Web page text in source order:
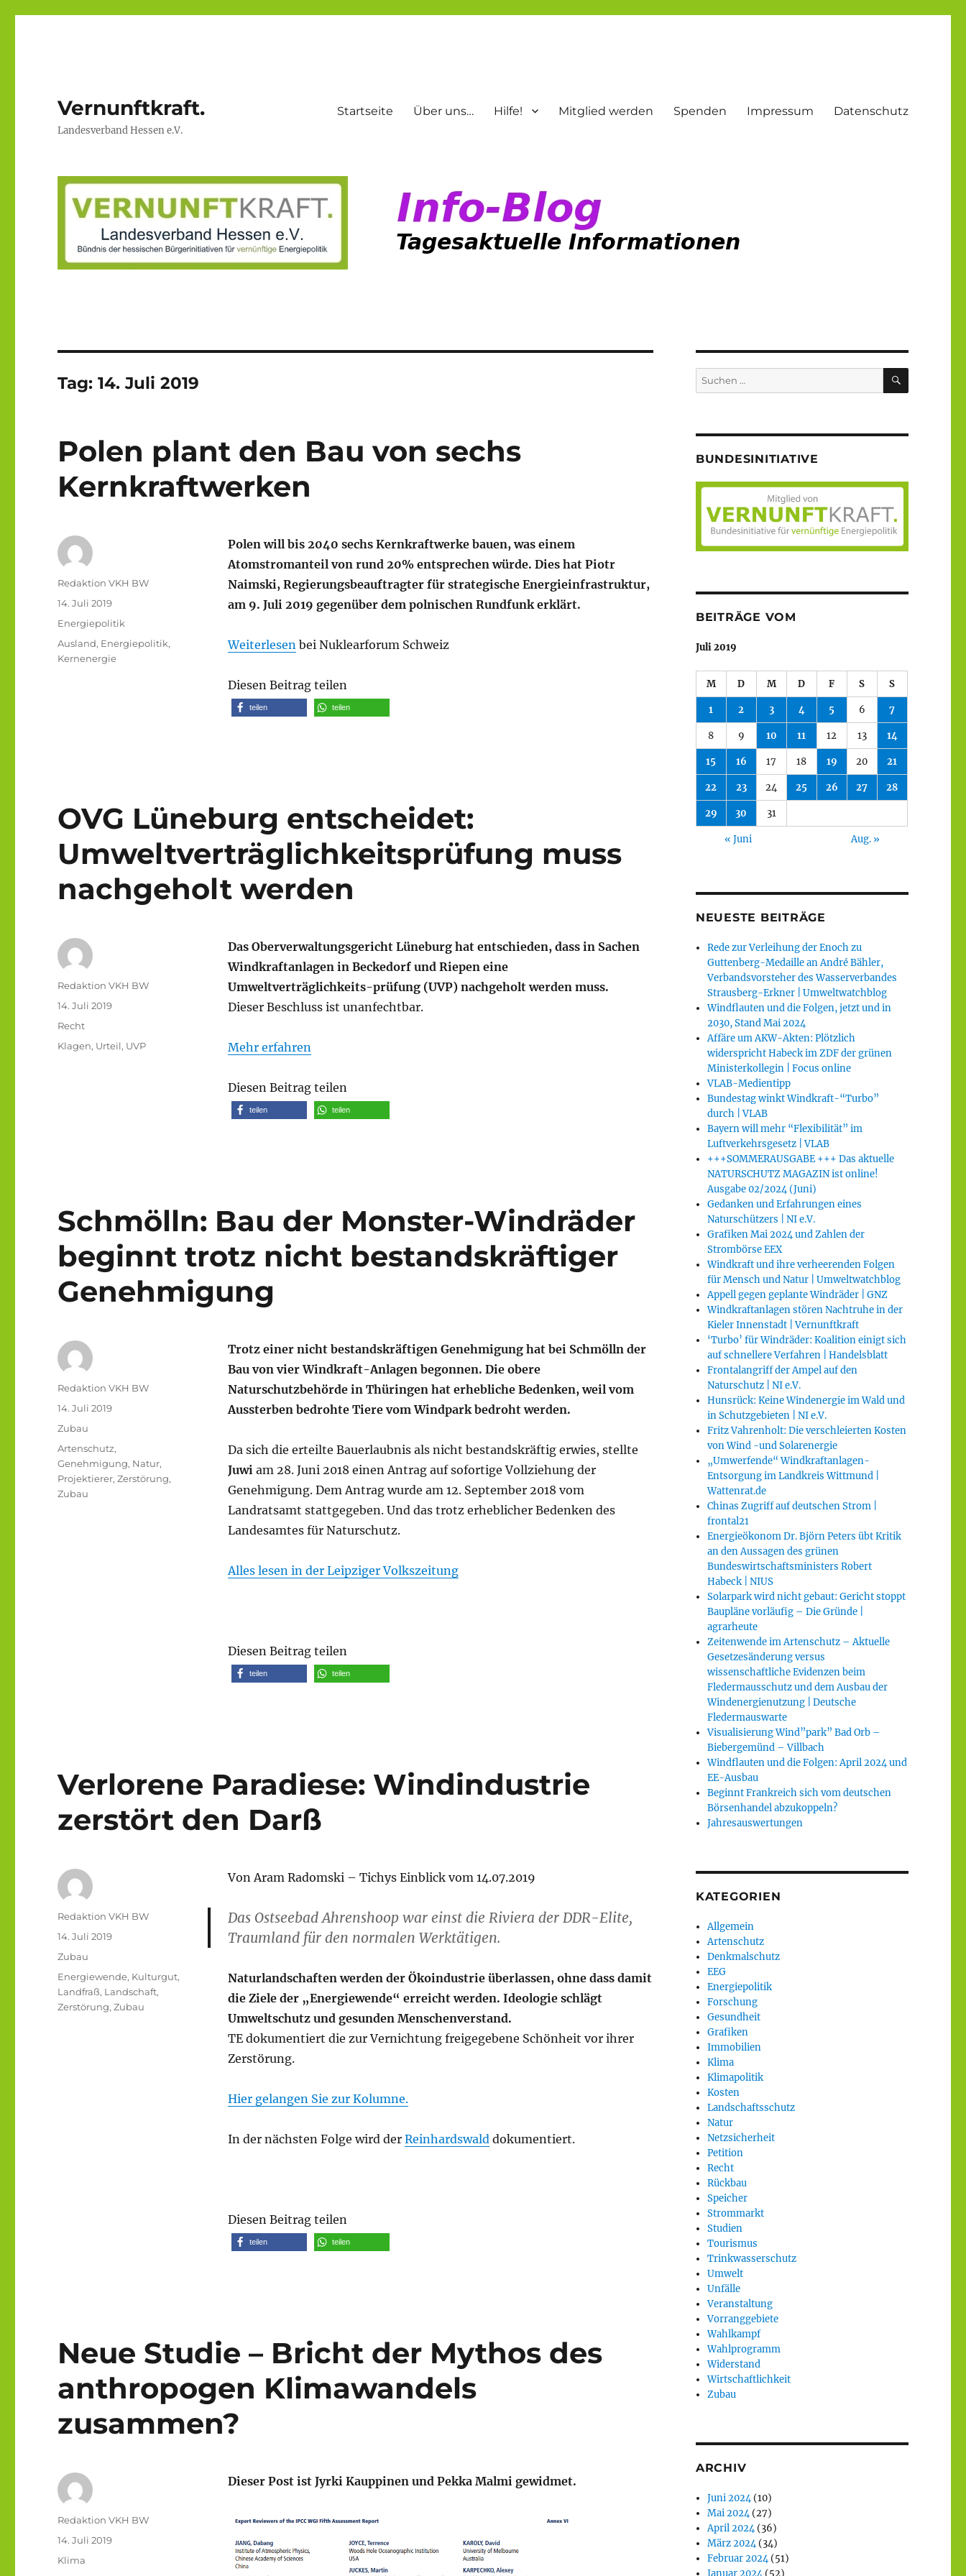
Vernunftkraft.
Landesverband Hessen e.V.
Startseite Über uns… Hilfe! Mitglied werden Spenden Impressum Datenschutz
Tag:14. Juli 2019
Polen plant den Bau von sechs
Kernkraftwerken
Polen will bis 2040 sechs Kernkraftwerke bauen, was einem
Atomstromanteil von rund 20% entsprechen würde. Dies hat Piotr
Naimski, Regierungsbeauftragter für strategische Energieinfrastruktur,
am 9. Juli 2019 gegenüber dem polnischen Rundfunk erklärt.
Weiterlesen bei Nuklearforum Schweiz
Diesen Beitrag teilen
teilen teilen
Autor
Redaktion VKH BW
Veröffentlicht
14. Juli 2019
Kategorien
Energiepolitik
Schlagwörter
Ausland, Energiepolitik,
Kernenergie
OVG Lüneburg entscheidet:
Umweltverträglichkeitsprüfung muss
nachgeholt werden
Das Oberverwaltungsgericht Lüneburg hat entschieden, dass in Sachen
Windkraftanlagen in Beckedorf und Riepen eine
Umweltverträglichkeits-prüfung (UVP) nachgeholt werden muss.
Dieser Beschluss ist unanfechtbar.
Mehr erfahren
Diesen Beitrag teilen
teilen teilen
Autor
Redaktion VKH BW
Veröffentlicht
14. Juli 2019
Kategorien
Recht
Schlagwörter
Klagen, Urteil, UVP
Schmölln: Bau der Monster-Windräder
beginnt trotz nicht bestandskräftiger
Genehmigung
Trotz einer nicht bestandskräftigen Genehmigung hat bei Schmölln der
Bau von vier Windkraft-Anlagen begonnen. Die obere
Naturschutzbehörde in Thüringen hat erhebliche Bedenken, weil vom
Aussterben bedrohte Tiere vom Windpark bedroht werden.
Da sich die erteilte Bauerlaubnis als nicht bestandskräftig erwies, stellte
Juwi am 28. Juni 2018 einen Antrag auf sofortige Vollziehung der
Genehmigung. Dem Antrag wurde am 12. September 2018 vom
Landratsamt stattgegeben. Und das trotz erheblicher Bedenken des
Landesamtesfür Naturschutz.
Alles lesen in der Leipziger Volkszeitung
Diesen Beitrag teilen
teilen teilen
Autor
Redaktion VKH BW
Veröffentlicht
am
14. Juli 2019
Kategorien
Zubau
Schlagwörter
Artenschutz,
Genehmigung, Natur,
Projektierer,Zerstörung,
Zubau
Verlorene Paradiese: Windindustrie
zerstört den Darß
Von Aram Radomski – Tichys Einblick vom 14.07.2019
Das Ostseebad Ahrenshoop war einst die Riviera der DDR-Elite,
Traumland für den normalen Werktätigen.
Naturlandschaften werden der Ökoindustrie überlassen, ohne dass damit
die Ziele der „Energiewende“ erreicht werden. Ideologie schlägt
Umweltschutz und gesunden Menschenverstand.
TE dokumentiert die zur Vernichtung freigegebene Schönheit vor ihrer
Zerstörung.
Hier gelangen Sie zur Kolumne.
In der nächsten Folge wird der Reinhardswald dokumentiert.
Diesen Beitrag teilen
teilen teilen
Autor
Redaktion VKH BW
Veröffentlicht
am
14. Juli 2019
Kategorien
Zubau
Schlagwörter
Energiewende, Kulturgut,
Landfraß, Landschaft,
Zerstörung,Zubau
Neue Studie – Bricht der Mythos des
anthropogen Klimawandels
zusammen?
Dieser Post ist Jyrki Kauppinen und Pekka Malmi gewidmet.
Autor
Redaktion VKH BW
Veröffentlicht
am
14. Juli 2019
Kategorien
Klima
Suche
nach:
SUCHEN
BUNDESINITIATIVE
BEITRÄGE VOM
Juli 2019
M D M D F S S
1 2 3 4 5 6 7
8 9 10 11 12 13 14
15 16 17 18 19 20 21
22 23 24 25 26 27 28
29 30 31
« Juni Aug. »
NEUESTE BEITRÄGE
Rede zur Verleihung der Enoch zu
Guttenberg-Medaille an André Bähler,
Verbandsvorsteher des Wasserverbandes
Strausberg-Erkner | Umweltwatchblog
Windflauten und die Folgen, jetzt und in
2030, Stand Mai 2024
Affäre um AKW-Akten: Plötzlich
widerspricht Habeck im ZDF der grünen
Ministerkollegin | Focus online
VLAB-Medientipp
Bundestag winkt Windkraft-“Turbo”
durch | VLAB
Bayern will mehr “Flexibilität” im
Luftverkehrsgesetz | VLAB
+++SOMMERAUSGABE +++ Das aktuelle
NATURSCHUTZ MAGAZIN ist online!
Ausgabe 02/2024 (Juni)
Gedanken und Erfahrungen eines
Naturschützers | NI e.V.
Grafiken Mai 2024 und Zahlen der
Strombörse EEX
Windkraft und ihre verheerenden Folgen
für Mensch und Natur | Umweltwatchblog
Appell gegen geplante Windräder | GNZ
Windkraftanlagen stören Nachtruhe in der
Kieler Innenstadt | Vernunftkraft
‘Turbo’ für Windräder: Koalition einigt sich
auf schnellere Verfahren | Handelsblatt
Frontalangriff der Ampel auf den
Naturschutz | NI e.V.
Hunsrück: Keine Windenergie im Wald und
in Schutzgebieten | NI e.V.
Fritz Vahrenholt: Die verschleierten Kosten
von Wind -und Solarenergie
„Umwerfende“ Windkraftanlagen-
Entsorgung im Landkreis Wittmund |
Wattenrat.de
Chinas Zugriff auf deutschen Strom |
frontal21
Energieökonom Dr. Björn Peters übt Kritik
an den Aussagen des grünen
Bundeswirtschaftsministers Robert
Habeck | NIUS
Solarpark wird nicht gebaut: Gericht stoppt
Baupläne vorläufig – Die Gründe |
agrarheute
Zeitenwende im Artenschutz – Aktuelle
Gesetzesänderung versus
wissenschaftliche Evidenzen beim
Fledermausschutz und dem Ausbau der
Windenergienutzung | Deutsche
Fledermauswarte
Visualisierung Wind”park” Bad Orb –
Biebergemünd – Villbach
Windflauten und die Folgen: April 2024 und
EE-Ausbau
Beginnt Frankreich sich vom deutschen
Börsenhandel abzukoppeln?
Jahresauswertungen
KATEGORIEN
Allgemein
Artenschutz
Denkmalschutz
EEG
Energiepolitik
Forschung
Gesundheit
Grafiken
Immobilien
Klima
Klimapolitik
Kosten
Landschaftsschutz
Natur
Netzsicherheit
Petition
Recht
Rückbau
Speicher
Strommarkt
Studien
Tourismus
Trinkwasserschutz
Umwelt
Unfälle
Veranstaltung
Vorranggebiete
Wahlkampf
Wahlprogramm
Widerstand
Wirtschaftlichkeit
Zubau
ARCHIV
Juni 2024(10)
Mai 2024(27)
April 2024(36)
März 2024(34)
Februar 2024(51)